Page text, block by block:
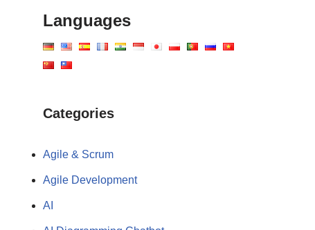
Languages
Categories
Agile & Scrum
Agile Development
AI